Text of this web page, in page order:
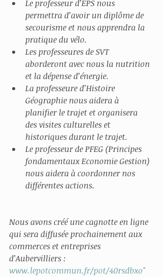
Le professeur d’EPS nous
permettra d’avoir un diplôme de
secourisme et nous apprendra la
pratique du vélo.
Les professeures de SVT
aborderont avec nous la nutrition
et la dépense d’énergie.
La professeure d’Histoire
Géographie nous aidera à
planifier le trajet et organisera
des visites culturelles et
historiques durant le trajet.
Le professeur de PFEG (Principes
fondamentaux Economie Gestion)
nous aidera à coordonner nos
différentes actions.
Nous avons créé une cagnotte en ligne
qui sera diffusée prochainement aux
commerces et entreprises
d’Aubervilliers :
www.lepotcommun.fr/pot/40rsdbxo"